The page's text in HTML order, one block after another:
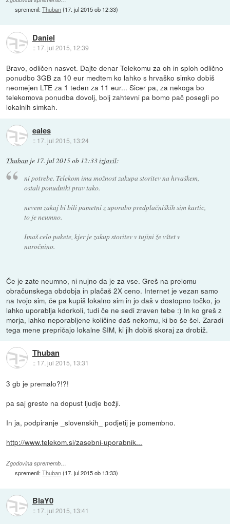
spremenil:Thuban(17. jul 2015 ob 12:33)
Daniel
:: 17. jul 2015, 12:39
Bravo, odličen nasvet. Dajte denar Telekomu za oh in sploh odlično
ponudbo 3GB za 10 eur medtem ko lahko s hrvaško simko dobiš
neomejen LTE za 1 teden za 11 eur... Sicer pa, za nekoga bo
telekomova ponudba dovolj, bolj zahtevni pa bomo pač posegli po
lokalnih simkah.
eales
:: 17. jul 2015, 13:24
Thuban je 17. jul 2015 ob 12:33izjavil:
ni potrebe. Telekom ima možnost zakupa storitev na hrvaškem,
ostali ponudniki prav tako.
nevem zakaj bi bili pametni z uporabo predplačniških sim kartic,
to je neumno.
Imaš celo pakete, kjer je zakup storitev v tujini že vštet v
naročnino.
Če je zate neumno, ni nujno da je za vse. Greš na prelomu
obračunskega obdobja in plačaš 2X ceno. Internet je vezan samo
na tvojo sim, če pa kupiš lokalno sim in jo daš v dostopno točko, jo
lahko uporablja kdorkoli, tudi če ne sedi zraven tebe :) In ko greš z
morja, lahko neporabljene količine daš nekomu, ki bo še šel. Zaradi
tega mene prepričajo lokalne SIM, ki jih dobiš skoraj za drobiž.
Thuban
:: 17. jul 2015, 13:31
3 gb je premalo?!?!
pa saj greste na dopust ljudje božji.
In ja, podpiranje _slovenskih_ podjetij je pomembno.
http://www.telekom.si/zasebni-uporabnik...
Zgodovina sprememb…
spremenil:Thuban(17. jul 2015 ob 13:33)
BlaY0
:: 17. jul 2015, 13:41